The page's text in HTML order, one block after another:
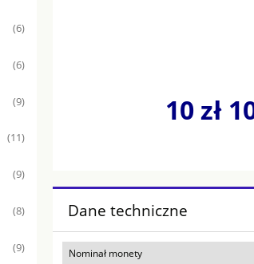
(6)
(6)
(9)
(11)
(9)
(8)
(9)
10 zł
Dane techniczne
Nominał monety